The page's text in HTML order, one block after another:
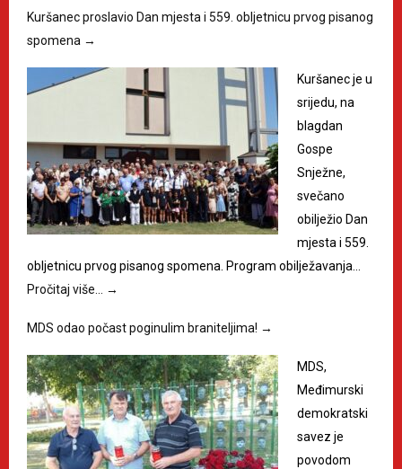
Kuršanec proslavio Dan mjesta i 559. obljetnicu prvog pisanog
spomena →
Kuršanec je u
srijedu, na
blagdan
Gospe
Snježne,
svečano
obilježio Dan
mjesta i 559.
obljetnicu prvog pisanog spomena. Program obilježavanja…
Pročitaj više… →
MDS odao počast poginulim braniteljima! →
MDS,
Međimurski
demokratski
savez je
povodom